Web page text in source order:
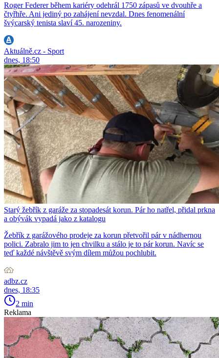
Roger Federer během kariéry odehrál 1750 zápasů ve dvouhře a
čtyřhře. Ani jediný po zahájení nevzdal. Dnes fenomenální
švýcarský tenista slaví 45. narozeniny.
Aktuálně.cz - Sport
dnes, 18:50
Starý žebřík z garáže za stopadesát korun. Pár ho natřel, přidal prkna
a obývák vypadá jako z katalogu
Žebřík z garážového prodeje za korun přetvořil pár v nádhernou
polici. Zabralo jim to jen chvilku a stálo je to pár korun. Navíc se
teď každé návštěvě svým dílem můžou pochlubit.
adbz.cz
dnes, 18:35
2 min
Reklama